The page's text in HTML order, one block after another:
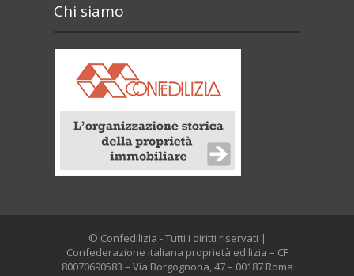
Chi siamo
© Confedilizia - Tutti i diritti riservati |
Confederazione italiana proprietà edilizia – CF
80070690583 – Via Borgognona, 47 – 00187 Roma